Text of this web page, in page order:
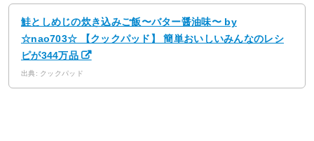
鮭としめじの炊き込みご飯〜バター醤油味〜 by
☆nao703☆ 【クックパッド】 簡単おいしいみんなのレシ
ピが344万品
出典: クックパッド